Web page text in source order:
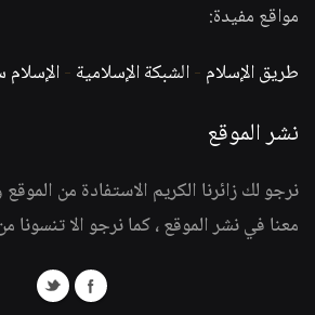
مواقع مفيدة:
طريق الإسلام -الشبكة الإسلامية -
نشر الموقع
نرجو لك زائرنا الكريم الاستفادة من
معنا في نشر الموقع ، كما نرجو الا